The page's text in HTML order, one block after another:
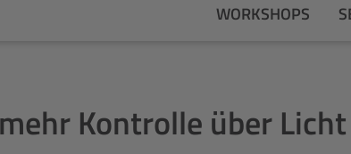
WORKSHOPS
Kontrolle über